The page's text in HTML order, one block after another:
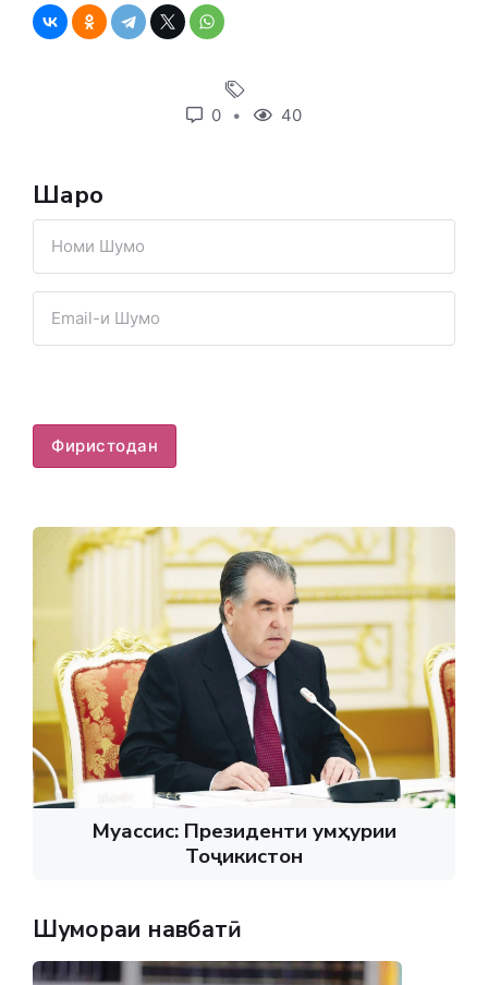
0 40
Шарҳҳо
Фиристодан
Муассис: Президенти Ҷумҳурии
Тоҷикистон
Шумораи навбатӣ